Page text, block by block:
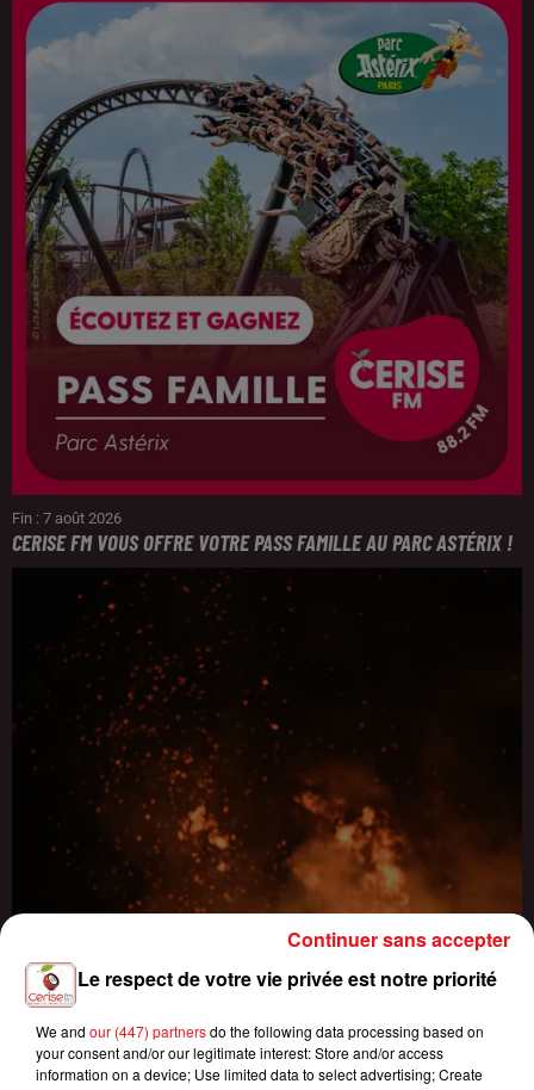
Fin : 7 août 2026
CERISE FM VOUS OFFRE VOTRE PASS FAMILLE AU PARC ASTÉRIX !
Le respect de votre vie privée est notre priorité
We and our (447) partnersdo the following data processing based on
your consent and/or our legitimate interest: Store and/or access
information on a device; Use limited data to select advertising; Create
Continuer sans accepter